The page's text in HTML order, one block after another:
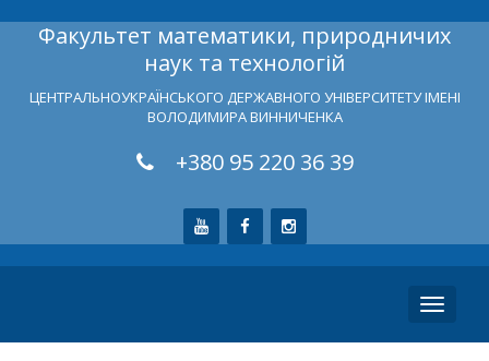
Факультет математики, природничих
наук та технологій
ЦЕНТРАЛЬНОУКРАЇНСЬКОГО ДЕРЖАВНОГО УНІВЕРСИТЕТУ ІМЕНІ
ВОЛОДИМИРА ВИННИЧЕНКА
+380 95 220 36 39
Toggle